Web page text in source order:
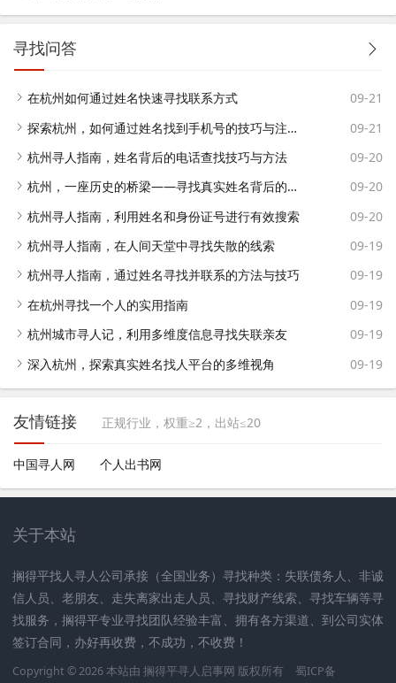
寻找问答
在杭州如何通过姓名快速寻找联系方式
09-21
探索杭州，如何通过姓名找到手机号的技巧与注意事项
09-21
杭州寻人指南，姓名背后的电话查找技巧与方法
09-20
杭州，一座历史的桥梁——寻找真实姓名背后的故事
09-20
杭州寻人指南，利用姓名和身份证号进行有效搜索
09-20
杭州寻人指南，在人间天堂中寻找失散的线索
09-19
杭州寻人指南，通过姓名寻找并联系的方法与技巧
09-19
在杭州寻找一个人的实用指南
09-19
杭州城市寻人记，利用多维度信息寻找失联亲友
09-19
深入杭州，探索真实姓名找人平台的多维视角
09-19
友情链接 正规行业，权重≥2，出站≤20
中国寻人网 个人出书网
关于本站
搁得平找人寻人公司承接（全国业务）寻找种类：失联债务人、非诚
信人员、老朋友、走失离家出走人员、寻找财产线索、寻找车辆等寻
找服务，搁得平专业寻找团队经验丰富、拥有各方渠道、到公司实体
签订合同，办好再收费，不成功，不收费！
Copyright © 2026 本站由 搁得平寻人启事网 版权所有 蜀ICP备